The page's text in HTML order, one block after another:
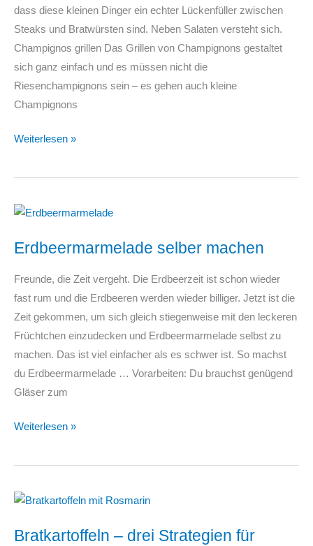
dass diese kleinen Dinger ein echter Lückenfüller zwischen
Steaks und Bratwürsten sind. Neben Salaten versteht sich.
Champignos grillen Das Grillen von Champignons gestaltet
sich ganz einfach und es müssen nicht die
Riesenchampignons sein – es gehen auch kleine
Champignons
Champignons
Weiterlesen »
Erdbeermarmelade selber machen
Freunde, die Zeit vergeht. Die Erdbeerzeit ist schon wieder
fast rum und die Erdbeeren werden wieder billiger. Jetzt ist die
Zeit gekommen, um sich gleich stiegenweise mit den leckeren
Früchtchen einzudecken und Erdbeermarmelade selbst zu
machen. Das ist viel einfacher als es schwer ist. So machst
du Erdbeermarmelade … Vorarbeiten: Du brauchst genügend
Gläser zum
Erdbeermarmelade
machen
Weiterlesen »
Bratkartoffeln – drei Strategien für